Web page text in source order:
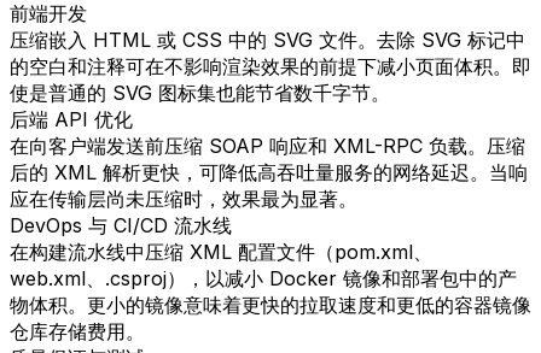
前端开发
压缩嵌入 HTML 或 CSS 中的 SVG 文件。去除 SVG 标记中
的空白和注释可在不影响渲染效果的前提下减小页面体积。即
使是普通的 SVG 图标集也能节省数千字节。
后端 API 优化
在向客户端发送前压缩 SOAP 响应和 XML-RPC 负载。压缩
后的 XML 解析更快，可降低高吞吐量服务的网络延迟。当响
应在传输层尚未压缩时，效果最为显著。
DevOps 与 CI/CD 流水线
在构建流水线中压缩 XML 配置文件（pom.xml、
web.xml、.csproj），以减小 Docker 镜像和部署包中的产
物体积。更小的镜像意味着更快的拉取速度和更低的容器镜像
仓库存储费用。